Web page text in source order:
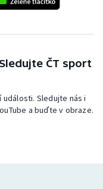
ČT sport
Sledujte nás i
a buďte v obraze.